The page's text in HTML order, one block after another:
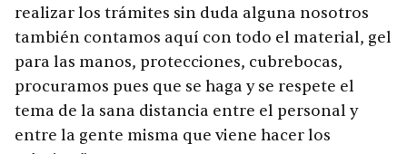
realizar los trámites sin duda alguna nosotros
también contamos aquí con todo el material, gel
para las manos, protecciones, cubrebocas,
procuramos pues que se haga y se respete el
tema de la sana distancia entre el personal y
entre la gente misma que viene hacer los